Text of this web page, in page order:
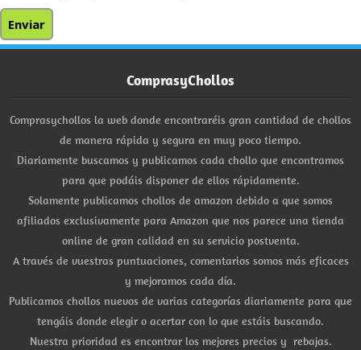
ComprasyChollos
Comprasychollos la web donde encontraréis gran cantidad de chollos
de manera rápida y segura en muy poco tiempo.
Diariamente buscamos y publicamos cada chollo que encontramos
para que podáis disponer de ellos rápidamente.
Solamente publicamos chollos de amazon debido a que somos
afiliados exclusivamente para Amazon que nos parece una tienda
online de gran calidad en su servicio postventa.
A través de vuestras puntuaciones, comentarios somos más eficaces
y mejoramos cada día.
Publicamos chollos nuevos de varias categorías diariamente para que
tengáis donde elegir o acertar con lo que estáis buscando.
Nuestra prioridad es encontrar los mejores precios y rebajas.